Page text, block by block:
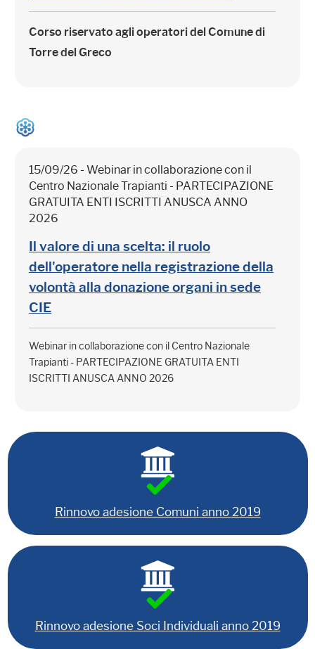
Corso riservato agli operatori del Comune di
Torre del Greco
15/09/26 - Webinar in collaborazione con il
Centro Nazionale Trapianti - PARTECIPAZIONE
GRATUITA ENTI ISCRITTI ANUSCA ANNO
2026
Il valore di una scelta: il ruolo
dell'operatore nella registrazione della
volontà alla donazione organi in sede
CIE
Webinar in collaborazione con il Centro Nazionale
Trapianti - PARTECIPAZIONE GRATUITA ENTI
ISCRITTI ANUSCA ANNO 2026
Rinnovo adesione Comuni anno 2019
Rinnovo adesione Soci Individuali anno 2019